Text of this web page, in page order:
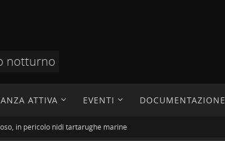
notturno
ATTIVA EVENTI DOCUMENTAZIONE
in pericolo nidi tartarughe marine